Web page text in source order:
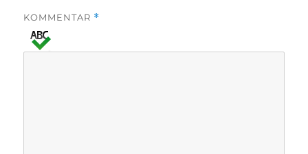
KOMMENTAR *